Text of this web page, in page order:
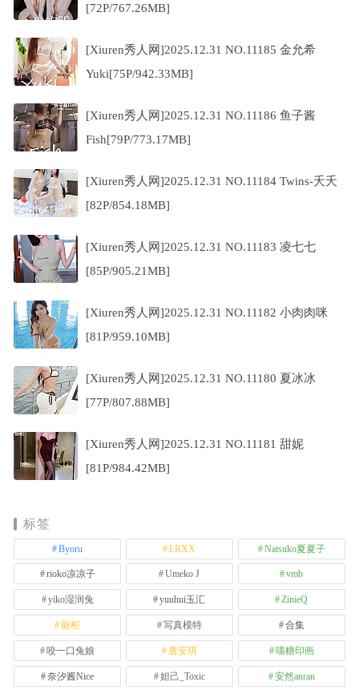
[72P/767.26MB]
[Xiuren秀人网]2025.12.31 NO.11185 金允希
Yuki[75P/942.33MB]
[Xiuren秀人网]2025.12.31 NO.11186 鱼子酱
Fish[79P/773.17MB]
[Xiuren秀人网]2025.12.31 NO.11184 Twins-夭夭
[82P/854.18MB]
[Xiuren秀人网]2025.12.31 NO.11183 凌七七
[85P/905.21MB]
[Xiuren秀人网]2025.12.31 NO.11182 小肉肉咪
[81P/959.10MB]
[Xiuren秀人网]2025.12.31 NO.11180 夏冰冰
[77P/807.88MB]
[Xiuren秀人网]2025.12.31 NO.11181 甜妮
[81P/984.42MB]
标签
Byoru LRXX Natsuko夏夏子
rioko凉凉子 Umeko J vmb
yiko湿润兔 yuuhui玉汇 ZinieQ
丽柜 写真模特 合集
咬一口兔娘 唐安琪 喵糖印画
奈汐酱Nice 妲己_Toxic 安然anran